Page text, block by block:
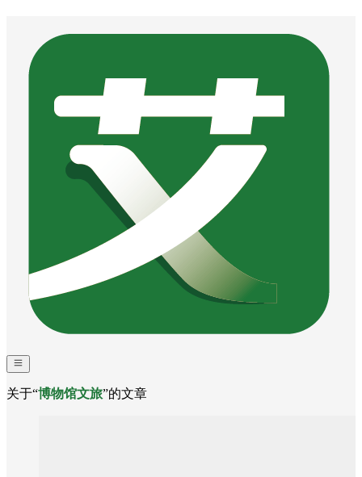
关于“博物馆文旅”的文章